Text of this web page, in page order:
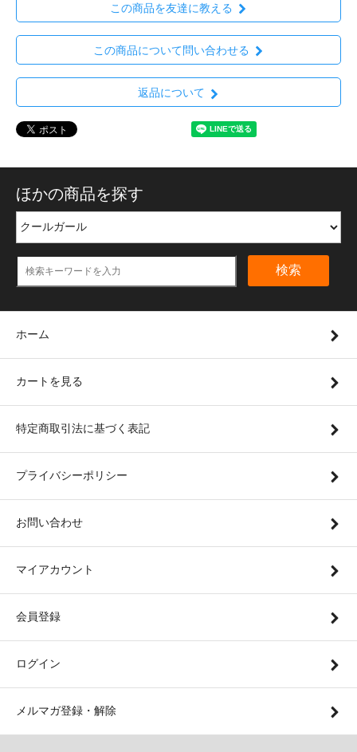
この商品を友達に教える
この商品について問い合わせる
返品について
ほかの商品を探す
検索
ホーム
カートを見る
特定商取引法に基づく表記
プライバシーポリシー
お問い合わせ
マイアカウント
会員登録
ログイン
メルマガ登録・解除